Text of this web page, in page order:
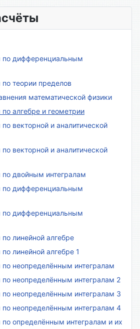
по дифференциальным
теории пределов
математической физики
алгебре и геометрии
векторной и аналитической
векторной и аналитической
двойным интегралам
по дифференциальным
по дифференциальным
линейной алгебре
линейной алгебре 1
неопределённым интегралам
неопределённым интегралам 2
неопределённым интегралам 3
неопределённым интегралам 4
определённым интегралам и их